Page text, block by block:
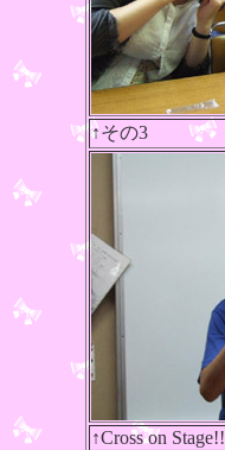
↑その3
↑Cross on Stage!!